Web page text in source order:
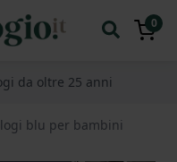
0
da oltre 25 anni
blu per bambini